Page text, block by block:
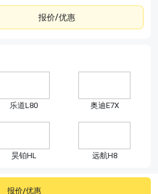
报价/优惠
乐道L80 奥迪E7X
昊铂HL 远航H8
报价/优惠